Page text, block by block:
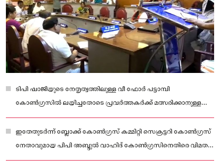
ടിപി ഷാജിയുടെ നേതൃത്വത്തിലുള്ള വീ ഫോർ പട്ടാമ്പി
കോൺഗ്രസിൽ ലയിച്ചതോടെ പ്രവർത്തകർക്ക് മത്സരിക്കാനുള്ള
അവസരം നഷ്ടമായിന്ന് ആരോപണം ഉയരുന്നുണ്ട്.
ഇതേതുടർന്ന് ബ്ലോക്ക് കോൺഗ്രസ് കമ്മിറ്റി സെക്രട്ടറി കോൺഗ്രസ്
നേതാവുമായ പിപി അബ്ദുൽ വാഹിദ് കോൺഗ്രസിനെതിരെ വിമത
സ്ഥാനാർത്ഥിയാവുകയാണ്